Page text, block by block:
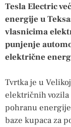
Tesla Electric
energije u
vlasnicima
punjenje
električne
Tvrtka je u
električnih vozila
pohranu
baze kupaca za